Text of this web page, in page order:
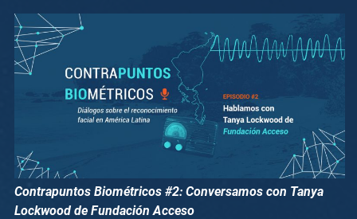
Contrapuntos Biométricos #2: Conversamos con Tanya
Lockwood de Fundación Acceso